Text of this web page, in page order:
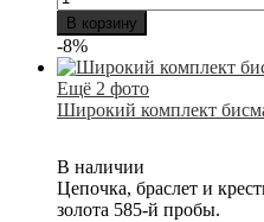
В корзину
-8%
Ещё 2 фото
Широкий комплект
В наличии
Цепочка, браслет и
золота 585-й пробы.